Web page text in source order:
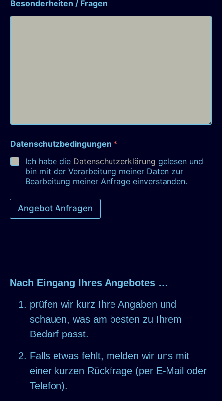
Besonderheiten / Fragen
Datenschutzbedingungen *
Ich habe die Datenschutzerklärung gelesen und
bin mit der Verarbeitung meiner Daten zur
Bearbeitung meiner Anfrage einverstanden.
Angebot Anfragen
ti
Nach Eingang Ihres Angebotes …
prüfen wir kurz Ihre Angaben und
schauen, was am besten zu Ihrem
Bedarf passt.
Falls etwas fehlt, melden wir uns mit
einer kurzen Rückfrage (per E-Mail oder
Telefon).